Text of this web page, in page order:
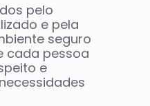
pelo
e pela
seguro
cada pessoa
e